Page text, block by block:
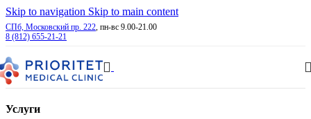
Skip to navigation Skip to main content
СПб, Московский пр. 222, пн-вс 9.00-21.00
8 (812) 655-21-21
Услуги